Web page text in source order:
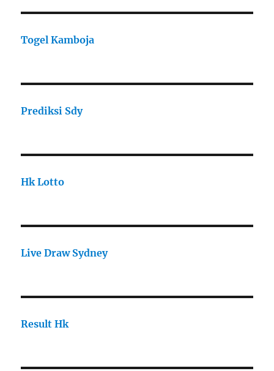
Togel Kamboja
Prediksi Sdy
Hk Lotto
Live Draw Sydney
Result Hk